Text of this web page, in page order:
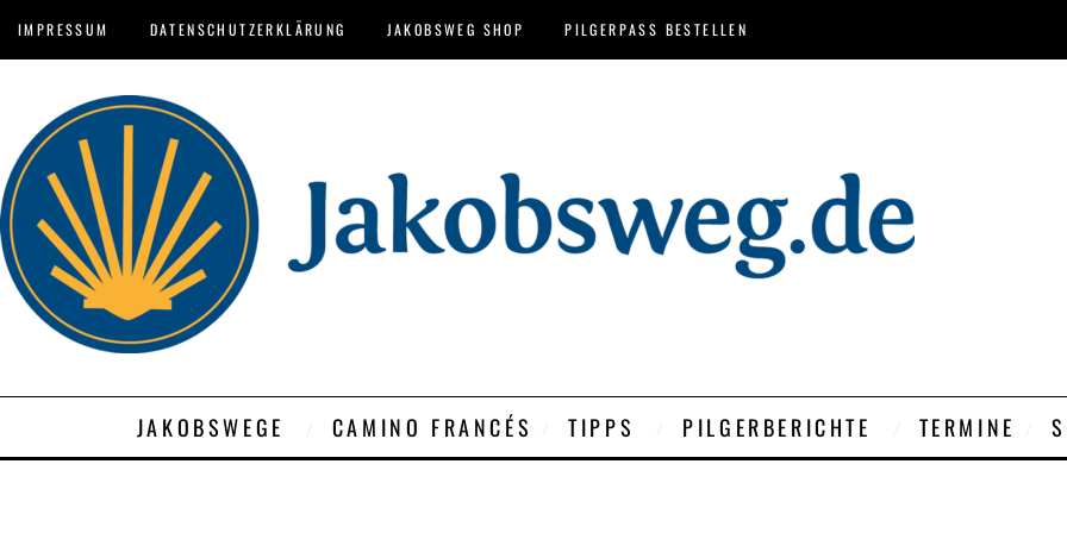
IMPRESSUM DATENSCHUTZERKLÄRUNG JAKOBSWEG SHOP PILGERPASS BESTELLEN
JAKOBSWEGE CAMINO FRANCÉS TIPPS PILGERBERICHTE TERMINE